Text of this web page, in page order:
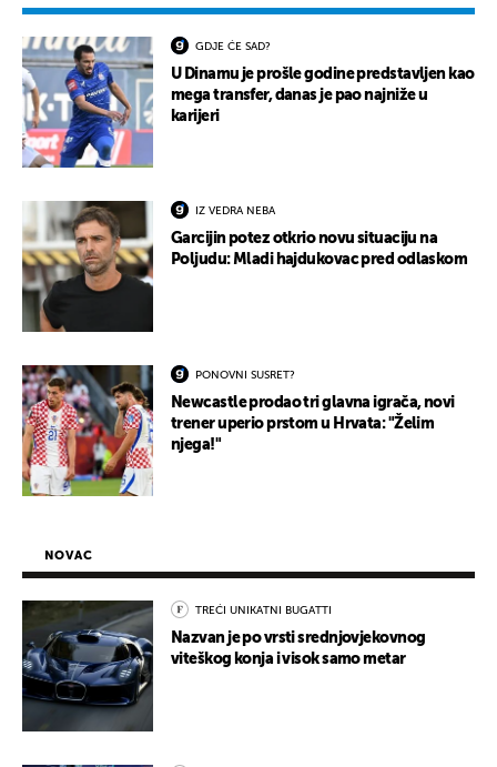
GDJE ĆE SAD?
U Dinamu je prošle godine predstavljen kao
mega transfer, danas je pao najniže u
karijeri
IZ VEDRA NEBA
Garcijin potez otkrio novu situaciju na
Poljudu: Mladi hajdukovac pred odlaskom
PONOVNI SUSRET?
Newcastle prodao tri glavna igrača, novi
trener uperio prstom u Hrvata: "Želim
njega!"
NOVAC
TREĆI UNIKATNI BUGATTI
Nazvan je po vrsti srednjovjekovnog
viteškog konja i visok samo metar